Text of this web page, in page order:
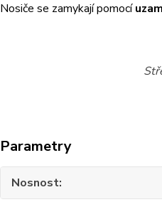
Nosiče se zamykají pomocí
Parametry
Nosnost